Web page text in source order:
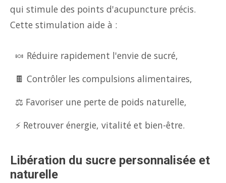
qui stimule des points d'acupuncture précis.
Cette stimulation aide à :
🍬 Réduire rapidement l'envie de sucré,
🍫 Contrôler les compulsions alimentaires,
⚖️ Favoriser une perte de poids naturelle,
⚡ Retrouver énergie, vitalité et bien-être.
Libération du sucre personnalisée et
naturelle